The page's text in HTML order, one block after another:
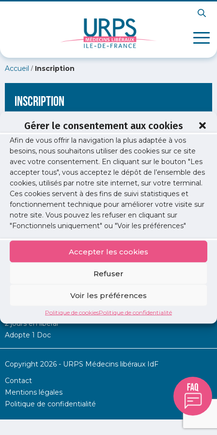
Gérer le consentement aux cookies
Afin de vous offrir la navigation la plus adaptée à vos
besoins, nous souhaitons utiliser des cookies sur ce site
avec votre consentement. En cliquant sur le bouton "Les
accepter tous", vous acceptez le dépôt de l’ensemble des
cookies, utilisés par notre site internet, sur votre terminal.
Ces cookies servent à des fins de suivi statistiques et
fonctionnement technique pour améliorer votre visite sur
notre site. Vous pouvez les refuser en cliquant sur
"Fonctionnels uniquement" ou "Voir les préférences"
Accepter les cookies
Refuser
Voir les préférences
Politique de cookiesPolitique de confidentialité
Accueil / Inscription
Inscription
[wppb-register form_name="inscription"
redirect_url="https://www.urps-med-idf.org/elections-
regionales-le-programme-sante-des-candidats/"]
Permanence d’aide à l’installation
2 jours en libéral
Adopte 1 Doc
Copyright 2026 - URPS Médecins libéraux IdF
Contact
Mentions légales
Politique de confidentialité